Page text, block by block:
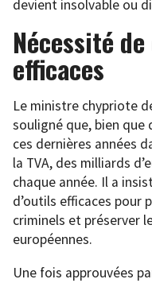
devient insolvable ou
Nécessité
efficaces
Le ministre chypriote
souligné que, bien que
ces dernières années
la TVA, des milliards
chaque année. Il a
d’outils efficaces pour
criminels et préserver
européennes.
Une fois approuvées